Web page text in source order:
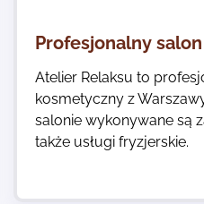
Profesjonalny
Atelier Relaksu to
kosmetyczny z
salonie wykonywane są
także usługi fryzjerskie.